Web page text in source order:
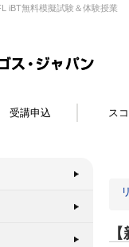
iBT無料模擬試験＆体験授業
受講申込 ス